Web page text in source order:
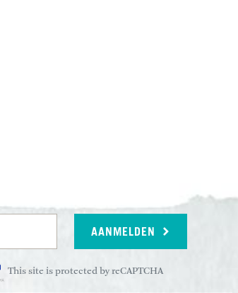
AANMELDEN
This site is protected by reCAPTCHA